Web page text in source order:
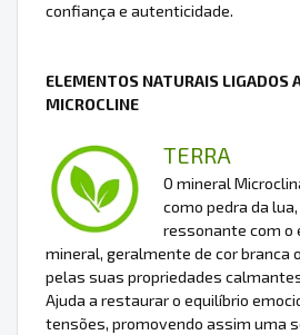
confiança e autenticidade.
ELEMENTOS NATURAIS LIGADOS
MICROCLINE
TERRA
O mineral
como pedra da
ressonante com o
mineral, geralmente de cor branca
pelas suas propriedades
Ajuda a restaurar o equilíbrio
tensões, promovendo assim uma